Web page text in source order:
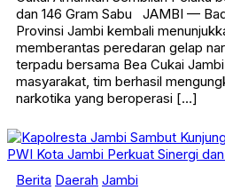
dan 146 Gram Sabu JAMBI —
Provinsi Jambi kembali
memberantas peredaran gelap
terpadu bersama Bea Cukai
masyarakat, tim berhasil
narkotika yang beroperasi […]
Berita Daerah Jambi